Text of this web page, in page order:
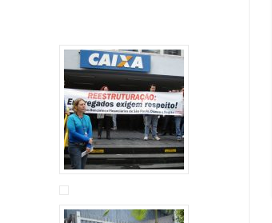
Alerta: golpistas usam
WhatsApp e e-mail para
enviar falsas mensagens
sobre processos judiciais